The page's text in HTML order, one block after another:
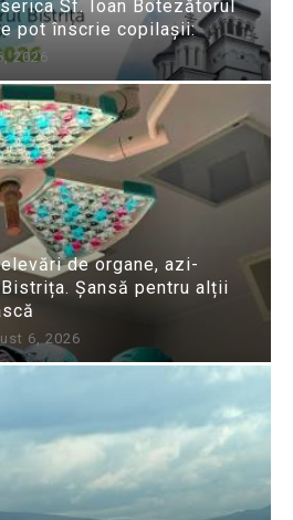
Sf. Ioan Botezătorul
pot înscrie copilașii:
2026
de organe, azi-
Șansă pentru alții
6, 2026